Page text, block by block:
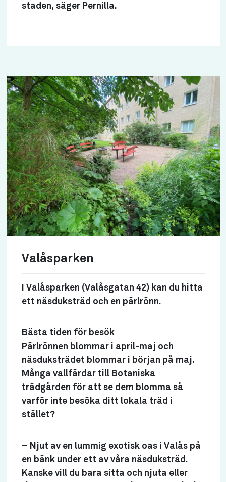
staden, säger Pernilla.
Valåsparken
I Valåsparken (Valåsgatan 42) kan du hitta
ett näsduksträd och en pärlrönn.
Bästa tiden för besök
Pärlrönnen blommar i april-maj och
näsduksträdet blommar i början på maj.
Många vallfärdar till Botaniska
trädgården för att se dem blomma så
varför inte besöka ditt lokala träd i
stället?
– Njut av en lummig exotisk oas i Valås på
en bänk under ett av våra näsduksträd.
Kanske vill du bara sitta och njuta eller